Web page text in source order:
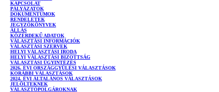
KAPCSOLAT
PÁLYÁZATOK
DOKUMENTUMOK
RENDELETEK
JEGYZŐKÖNYVEK
ÁLLÁS
KÖZÉRDEKŰ ADATOK
VÁLASZTÁSI INFORMÁCIÓK
VÁLASZTÁSI SZERVEK
HELYI VÁLASZTÁSI IRODA
HELYI VÁLASZTÁSI BIZOTTSÁG
VÁLASZTÁSI ÜGYINTÉZÉS
2026. ÉVI ORSZÁGGYŰLÉSI VÁLASZTÁSOK
KORÁBBI VÁLASZTÁSOK
2024. ÉVI ÁLTALÁNOS VÁLASZTÁSOK
JELÖLTEKNEK
VÁLASZTÓPOLGÁROKNAK